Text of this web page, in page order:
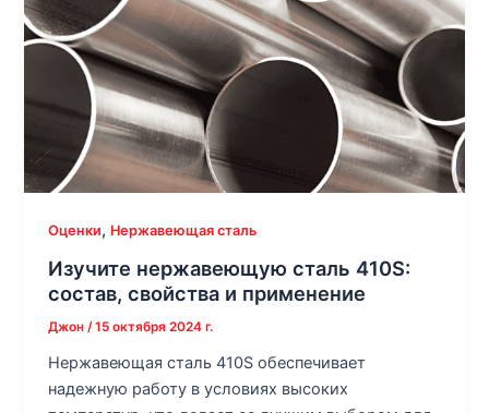
Оценки, Нержавеющая сталь
Изучите нержавеющую сталь 410S:
состав, свойства и применение
Джон /15 октября 2024 г.
Нержавеющая сталь 410S обеспечивает
надежную работу в условиях высоких